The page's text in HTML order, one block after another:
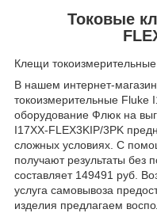
Токовые
Клещи
В нашем интернет-
токоизмерительные Fluke
оборудование Флюк на
I17XX-FLEX3KIP/3PK
сложных условиях. С
получают результаты без
составляет 149491 руб.
услуга самовывоза
изделия предлагаем